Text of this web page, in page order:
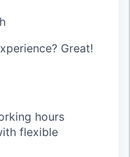
Great!
hours
flexible